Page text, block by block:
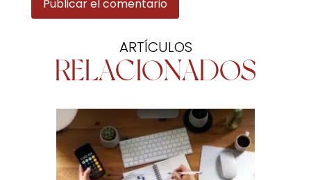
ARTÍCULOS
RELACIONADOS